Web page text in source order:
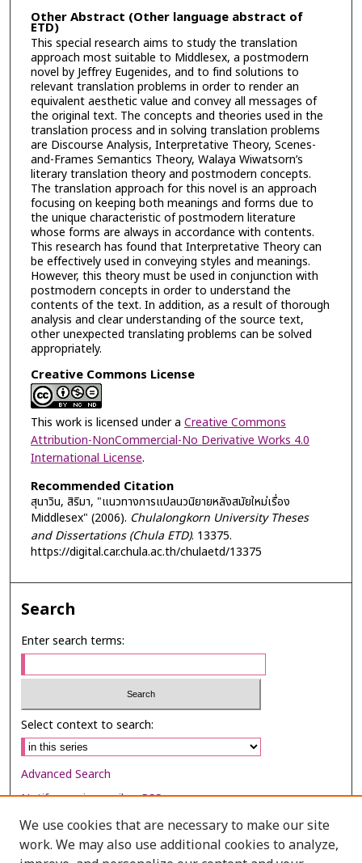
Other Abstract (Other language abstract of
ETD)
This special research aims to study the translation
approach most suitable to Middlesex, a postmodern
novel by Jeffrey Eugenides, and to find solutions to
relevant translation problems in order to render an
equivalent aesthetic value and convey all messages of
the original text. The concepts and theories used in the
translation process and in solving translation problems
are Discourse Analysis, Interpretative Theory, Scenes-
and-Frames Semantics Theory, Walaya Wiwatsorn’s
literary translation theory and postmodern concepts.
The translation approach for this novel is an approach
focusing on keeping both meanings and forms due to
the unique characteristic of postmodern literature
whose forms are always in accordance with contents.
This research has found that Interpretative Theory can
be effectively used in conveying styles and meanings.
However, this theory must be used in conjunction with
postmodern concepts in order to understand the
contents of the text. In addition, as a result of thorough
analysis and clear understanding of the source text,
other unexpected translating problems can be solved
appropriately.
Creative Commons License
This work is licensed under a Creative Commons
Attribution-NonCommercial-No Derivative Works 4.0
International License.
Recommended Citation
สุนาวิน, สิริมา, "แนวทางการแปลนวนิยายหลังสมัยใหม่เรื่อง
Middlesex" (2006). Chulalongkorn University Theses
and Dissertations (Chula ETD). 13375.
https://digital.car.chula.ac.th/chulaetd/13375
Search
Enter search terms:
Select context to search:
Advanced Search
Notify me via email orRSS
Browse
We use cookies that are necessary to make our site
work. We may also use additional cookies to analyze,